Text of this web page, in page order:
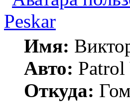
Peskar
Имя:
Авто:
Откуда: